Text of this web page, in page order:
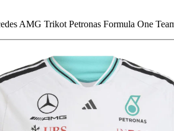
AMG Trikot Petronas Formula One